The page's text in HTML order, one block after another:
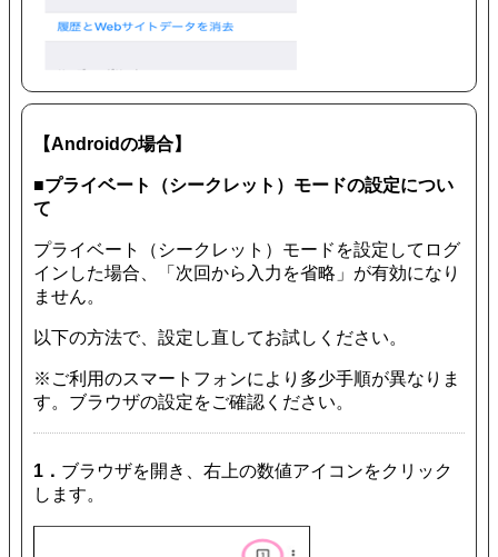
【Androidの場合】
■プライベート（シークレット）モードの設定につい
て
プライベート（シークレット）モードを設定してログ
インした場合、「次回から入力を省略」が有効になり
ません。
以下の方法で、設定し直してお試しください。
※ご利用のスマートフォンにより多少手順が異なりま
す。ブラウザの設定をご確認ください。
1． ブラウザを開き、右上の数値アイコンをクリック
します。